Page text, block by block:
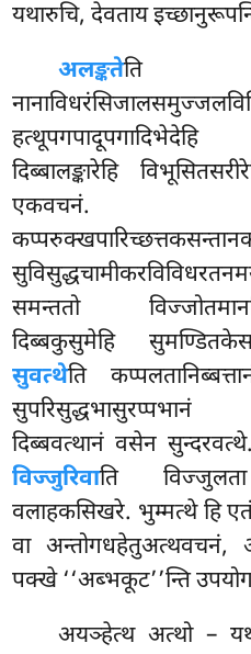
यथारुचि, देवताय
अलङ्कते
हत्थूपगपादूपगादिभेदेहि
दिब्बालङ्कारेहि
समन्ततो
दिब्बकुसुमेहि
सुवत्थेति
सुपरिसुद्धभासुरप्पभानं
दिब्बवत्थानं वसेन सुन्दरवत्थे.
विज्जुरिवाति
वलाहकसिखरे. भुम्मत्थे हि
वा अन्तोगधहेतुअत्थवचनं,
पक्खे ‘‘अब्भकूट’’न्ति
अयञ्हेत्थ अत्थो –